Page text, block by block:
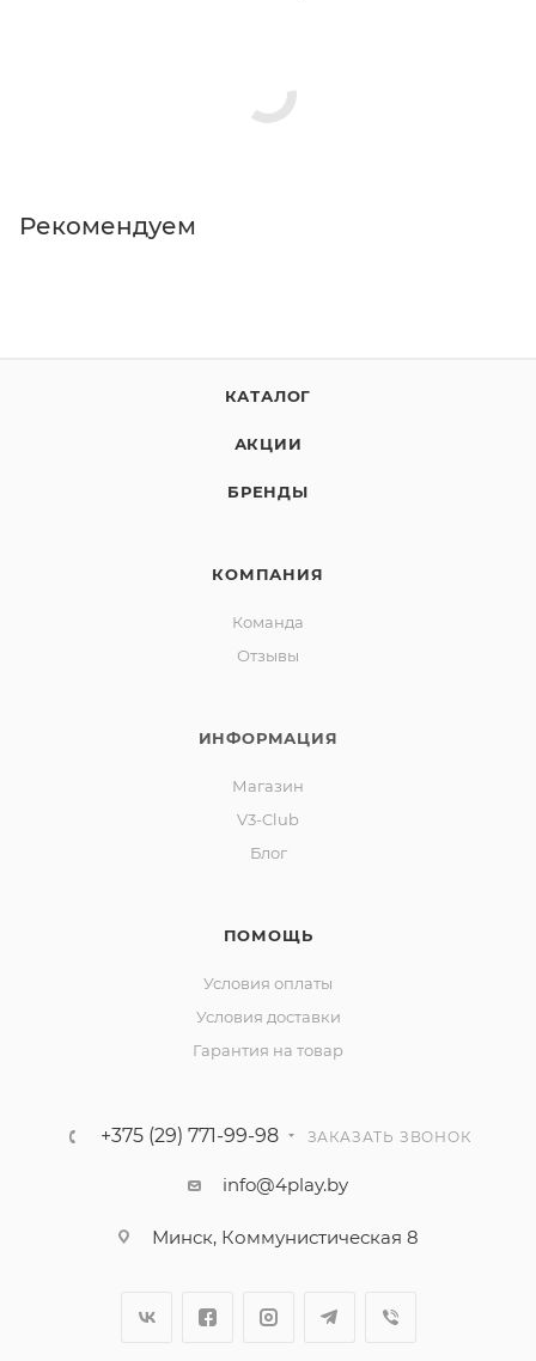
Рекомендуем
КАТАЛОГ
АКЦИИ
БРЕНДЫ
КОМПАНИЯ
Команда
Отзывы
ИНФОРМАЦИЯ
Магазин
V3-Club
Блог
ПОМОЩЬ
Условия оплаты
Условия доставки
Гарантия на товар
+375 (29) 771-99-98 ЗАКАЗАТЬ ЗВОНОК
info@4play.by
Минск, Коммунистическая 8